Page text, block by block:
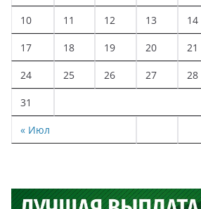
« Июл
10 11 12 13 14
17 18 19 20 21
24 25 26 27 28
31